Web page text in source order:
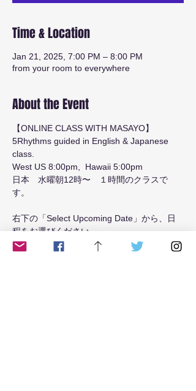
Time & Location
Jan 21, 2025, 7:00 PM – 8:00 PM
from your room to everywhere
About the Event
【ONLINE CLASS WITH MASAYO】
5Rhythms guided in English & Japanese
class.
West US 8:00pm,  Hawaii 5:00pm
日本　水曜朝12時〜　１時間のクラスで
す。
右下の「Select Upcoming Date」から、日
程をお選びください。
Read More >